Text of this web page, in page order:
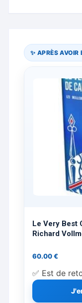
✨ APRÈS
Le Very Best
Richard
60.00€
✅ Est de